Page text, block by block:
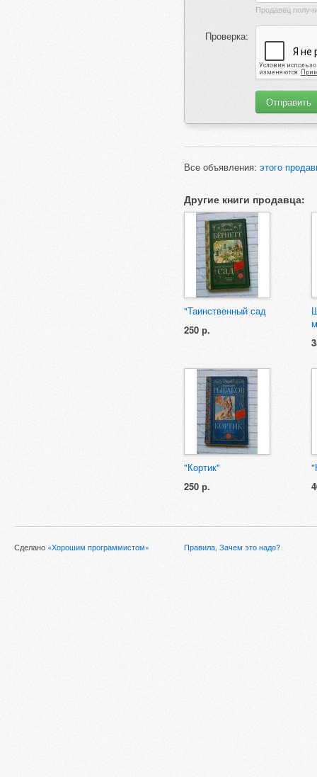
Проверка:
Все объявления: этого
Другие книги продавца:
"Таинственный сад
250 р.
"Кортик"
250 р.
Сделано «Хорошим программистом» Правила, Зачем это надо?